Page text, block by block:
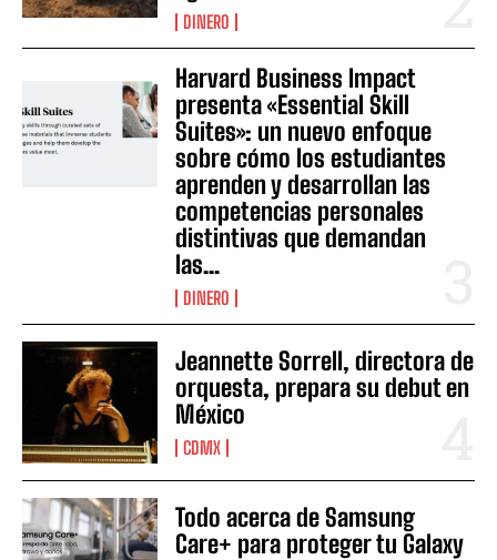
DINERO
Harvard Business Impact
presenta «Essential Skill
Suites»: un nuevo enfoque
sobre cómo los estudiantes
aprenden y desarrollan las
competencias personales
distintivas que demandan
las...
DINERO
Jeannette Sorrell, directora de
orquesta, prepara su debut en
México
CDMX
Todo acerca de Samsung
Care+ para proteger tu Galaxy